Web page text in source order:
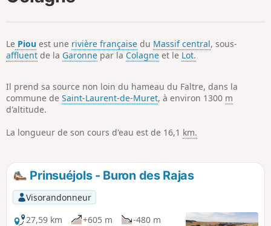
Le Piou est une rivière française du Massif central, sous-
affluent de la Garonne par la Colagne et le Lot.
Il prend sa source non loin du hameau du Faltre, dans la
commune de Saint-Laurent-de-Muret, à environ 1300 m
d'altitude.
La longueur de son cours d'eau est de 16,1 km.
Prinsuéjols - Buron des Rajas
Visorandonneur
27,59 km
+605 m
-480 m